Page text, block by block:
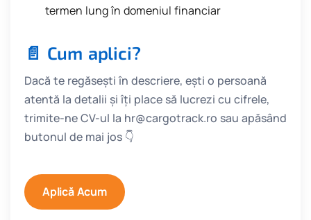
termen lung în domeniul financiar
📄 Cum aplici?
Dacă te regăsești în descriere, ești o persoană
atentă la detalii și îți place să lucrezi cu cifrele,
trimite-ne CV-ul la hr@cargotrack.ro sau apăsând
butonul de mai jos 👇
Aplică Acum